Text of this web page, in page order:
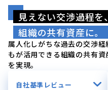
見えない交渉過程を、
組織の共有資産に。
属人化しがちな過去の交渉
もが活用できる組織の共有
を実現。
自社基準レビュー